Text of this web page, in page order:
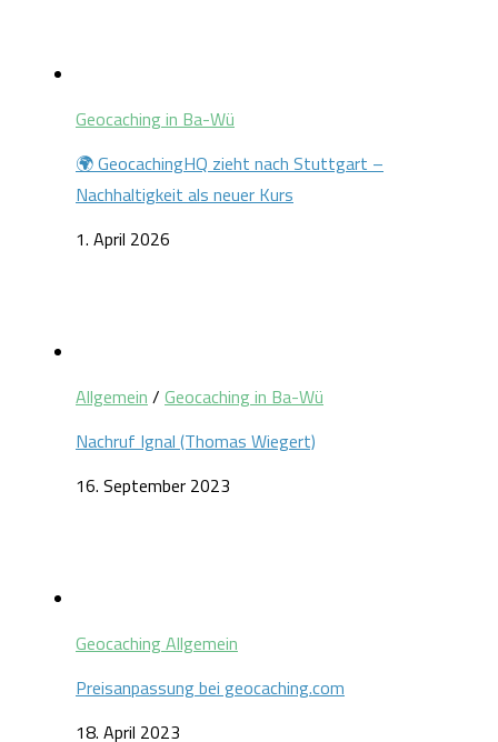
Geocaching in Ba-Wü
🌍 GeocachingHQ zieht nach Stuttgart –
Nachhaltigkeit als neuer Kurs
1. April 2026
Allgemein / Geocaching in Ba-Wü
Nachruf Ignal (Thomas Wiegert)
16. September 2023
Geocaching Allgemein
Preisanpassung bei geocaching.com
18. April 2023